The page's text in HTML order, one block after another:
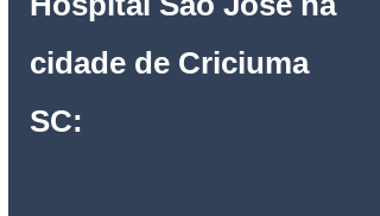
cidade de Criciuma
SC: